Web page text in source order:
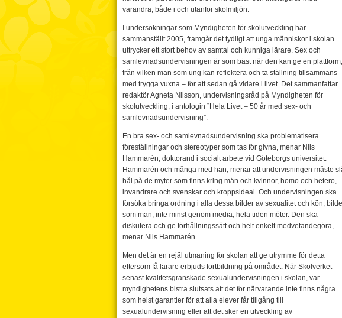
varandra, både i och utanför skolmiljön.
I undersökningar som Myndigheten för skolutveckling har
sammanställt 2005, framgår det tydligt att unga människor i skolan
uttrycker ett stort behov av samtal och kunniga lärare. Sex och
samlevnadsundervisningen är som bäst när den kan ge en plattform,
från vilken man som ung kan reflektera och ta ställning tillsammans
med trygga vuxna – för att sedan gå vidare i livet. Det sammanfattar
redaktör Agneta Nilsson, undervisningsråd på Myndigheten för
skolutveckling, i antologin ”Hela Livet – 50 år med sex- och
samlevnadsundervisning”.
En bra sex- och samlevnadsundervisning ska problematisera
föreställningar och stereotyper som tas för givna, menar Nils
Hammarén, doktorand i socialt arbete vid Göteborgs universitet.
Hammarén och många med han, menar att undervisningen måste
hål på de myter som finns kring män och kvinnor, homo och hetero,
invandrare och svenskar och kroppsideal. Och undervisningen ska
försöka bringa ordning i alla dessa bilder av sexualitet och kön,
som man, inte minst genom media, hela tiden möter. Den ska
diskutera och ge förhållningssätt och helt enkelt medvetandegöra,
menar Nils Hammarén.
Men det är en rejäl utmaning för skolan att ge utrymme för detta
eftersom få lärare erbjuds fortbildning på området. När Skolverket
senast kvalitetsgranskade sexualundervisningen i skolan, var
myndighetens bistra slutsats att det för närvarande inte finns några
som helst garantier för att alla elever får tillgång till
sexualundervisning eller att det sker en utveckling av